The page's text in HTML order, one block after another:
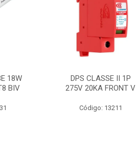
18W
BIV
DPS CLASSE II 1P
275V 20KA FRONT V
Código: 13211